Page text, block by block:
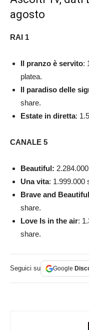
agosto
RAI 1
Il pranzo è servito:
platea.
Il paradiso delle
share.
Estate in diretta:
CANALE 5
Beautiful: 2.284.000
Una vita: 1.999.000
Brave and Beautiful
share.
Love Is in the air:
share.
Seguici su Google